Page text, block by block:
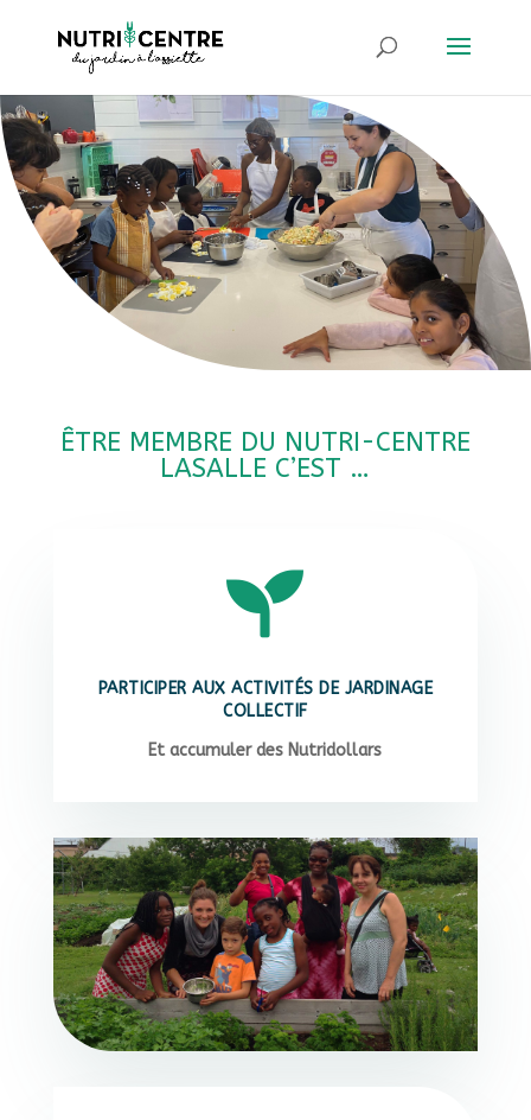
ÊTRE MEMBRE DU NUTRI-CENTRE
LASALLE C’EST …

PARTICIPER AUX ACTIVITÉS DE JARDINAGE
COLLECTIF
Et accumuler des Nutridollars